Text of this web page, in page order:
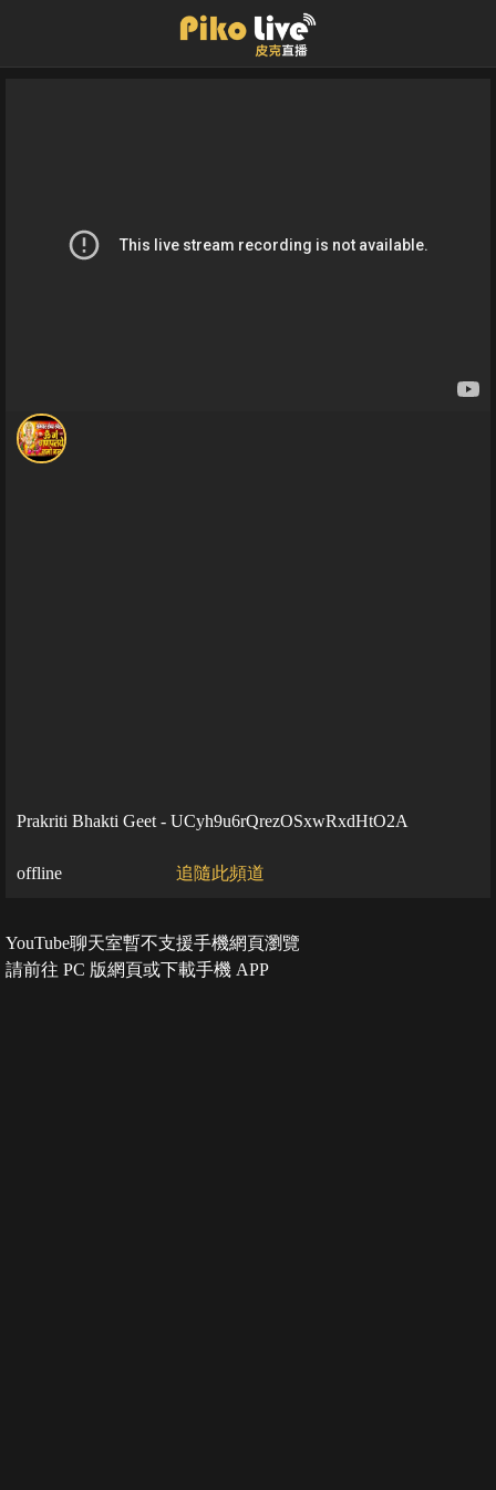
Prakriti Bhakti Geet - UCyh9u6rQrezOSxwRxdHtO2A
offline 追隨此頻道
YouTube聊天室暫不支援手機網頁瀏覽
請前往 PC 版網頁或下載手機 APP